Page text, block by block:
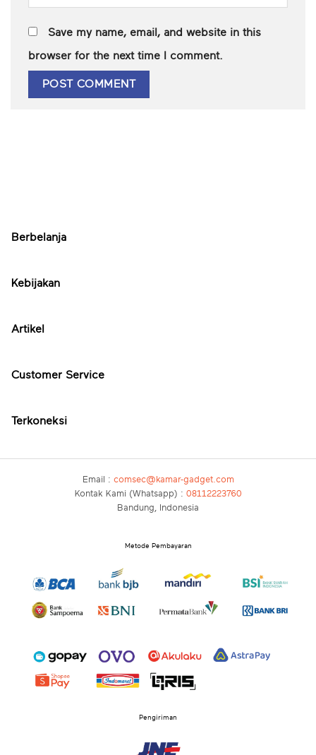
Save my name, email, and website in this
browser for the next time I comment.
Berbelanja
Kebijakan
Artikel
Customer Service
Terkoneksi
Email : comsec@kamar-gadget.com
Kontak Kami (Whatsapp) : 08112223760
Bandung, Indonesia
Metode Pembayaran
Pengiriman